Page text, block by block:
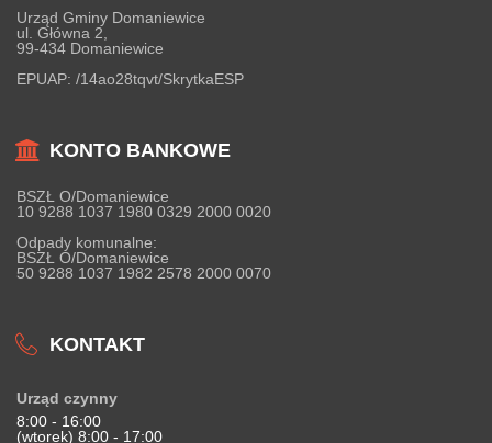
Urząd Gminy Domaniewice
ul. Główna 2,
99-434 Domaniewice
EPUAP: /14ao28tqvt/SkrytkaESP
KONTO BANKOWE
BSZŁ O/Domaniewice
10 9288 1037 1980 0329 2000 0020
Odpady komunalne:
BSZŁ O/Domaniewice
50 9288 1037 1982 2578 2000 0070
KONTAKT
Urząd czynny
8:00 - 16:00
(wtorek) 8:00 - 17:00